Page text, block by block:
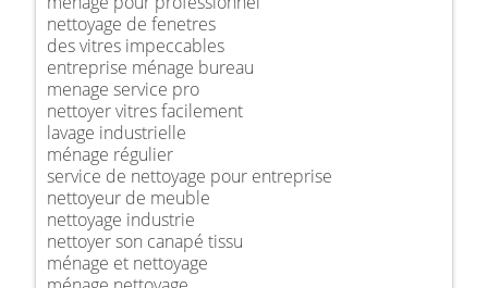
nettoyage de fenetres
des vitres impeccables
entreprise ménage bureau
menage service pro
nettoyer vitres facilement
lavage industrielle
ménage régulier
service de nettoyage pour entreprise
nettoyeur de meuble
nettoyage industrie
nettoyer son canapé tissu
ménage et nettoyage